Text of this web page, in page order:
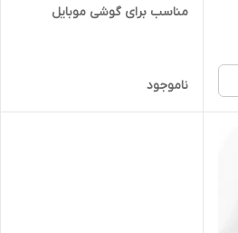
مناسب برای گوشی موبایل
ناموجود